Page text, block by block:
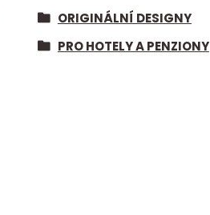
ORIGINÁLNÍ DESIGNY
PRO HOTELY A PENZIONY